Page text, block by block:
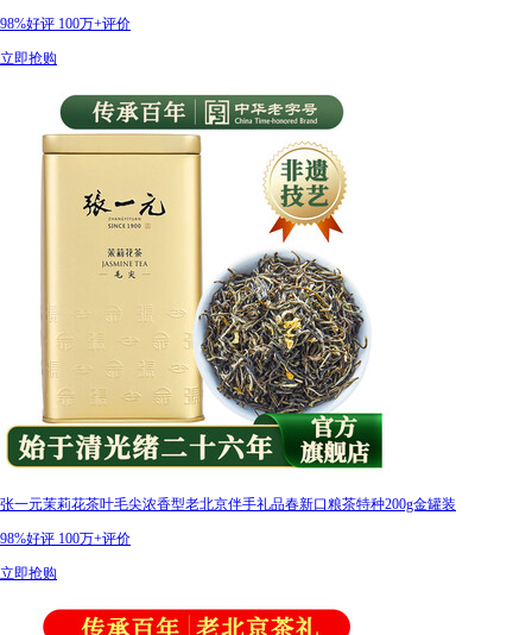
98%好评 100万+评价
立即抢购
张一元茉莉花茶叶毛尖浓香型老北京伴手礼品春新口粮茶特种200g金罐装
98%好评 100万+评价
立即抢购